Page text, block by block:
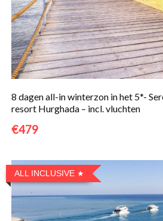
8 dagen all-in winterzon in het 5*-
resort Hurghada – incl. vluchten
€479
ALL INCLUSIVE